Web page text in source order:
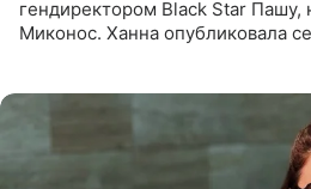
гендиректором Black Star Пашу,
Миконос. Ханна опубликовала